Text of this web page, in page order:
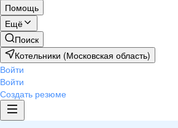
Помощь
Ещё
Поиск
Котельники (Московская область)
Войти
Войти
Создать резюме